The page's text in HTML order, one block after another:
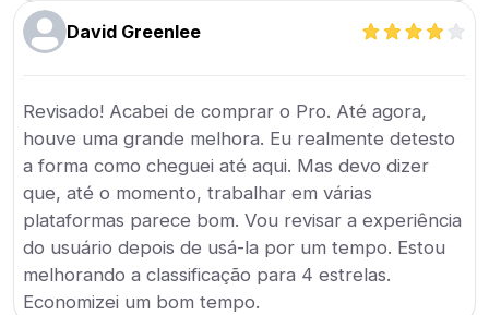
David Greenlee
Revisado! Acabei de comprar o Pro. Até agora,
houve uma grande melhora. Eu realmente detesto
a forma como cheguei até aqui. Mas devo dizer
que, até o momento, trabalhar em várias
plataformas parece bom. Vou revisar a experiência
do usuário depois de usá-la por um tempo. Estou
melhorando a classificação para 4 estrelas.
Economizei um bom tempo.